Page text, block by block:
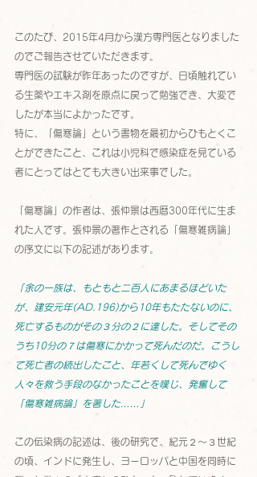
このたび、2015年4月から漢方専門医となりました
のでご報告させていただきます。
専門医の試験が昨年あったのですが、日頃触れてい
る生薬やエキス剤を原点に戻って勉強でき、大変で
したが本当によかったです。
特に、「傷寒論」という書物を最初からひもとくこ
とができたこと、これは小児科で感染症を見ている
者にとってはとても大きい出来事でした。
「傷寒論」の作者は、張仲景は西暦300年代に生ま
れた人です。張仲景の著作とされる「傷寒雑病論」
の序文に以下の記述があります。
「余の一族は、もともと二百人にあまるほどいた
が、建安元年(AD.196)から10年もたたないのに、
死亡するものがその３分の２に達した。そしてその
うち10分の７は傷寒にかかって死んだのだ。こうし
て死亡者の続出したこと、年若くして死んでゆく
人々を救う手段のなかったことを嘆じ、発奮して
「傷寒雑病論」を著した……」
この伝染病の記述は、後の研究で、紀元２～３世紀
の頃、インドに発生し、ヨーロッパと中国を同時に